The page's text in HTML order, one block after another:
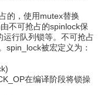
的，使用mutex替换
不可抢占的spinlock保
行队列锁等。不可抢占
spin_lock被宏定义为：
在编译阶段将锁操